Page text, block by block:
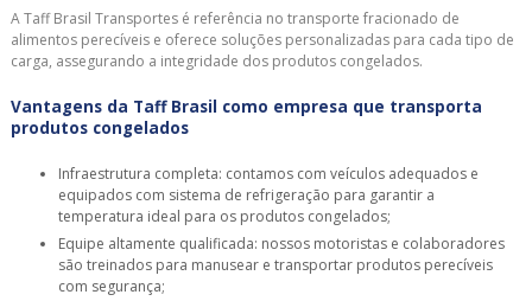
A Taff Brasil Transportes é referência no transporte fracionado de
alimentos perecíveis e oferece soluções personalizadas para cada tipo de
carga, assegurando a integridade dos produtos congelados.
Vantagens da Taff Brasil como empresa que transporta
produtos congelados
Infraestrutura completa: contamos com veículos adequados e
equipados com sistema de refrigeração para garantir a
temperatura ideal para os produtos congelados;
Equipe altamente qualificada: nossos motoristas e colaboradores
são treinados para manusear e transportar produtos perecíveis
com segurança;